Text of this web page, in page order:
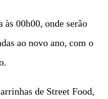
00h00, onde serão
ao novo ano, com o
de Street Food,